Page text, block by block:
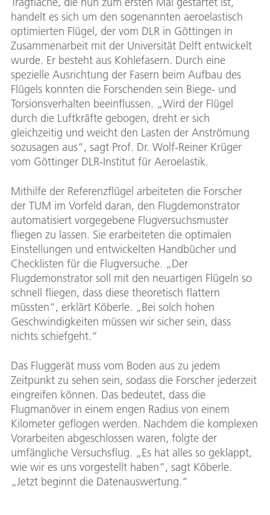
handelt es sich um den sogenannten aeroelastisch
optimierten Flügel, der vom DLR in Göttingen in
Zusammenarbeit mit der Universität Delft entwickelt
wurde. Er besteht aus Kohlefasern. Durch eine
spezielle Ausrichtung der Fasern beim Aufbau des
Flügels konnten die Forschenden sein Biege- und
Torsionsverhalten beeinflussen. „Wird der Flügel
durch die Luftkräfte gebogen, dreht er sich
gleichzeitig und weicht den Lasten der Anströmung
sozusagen aus“, sagt Prof. Dr. Wolf-Reiner Krüger
vom Göttinger DLR-Institut für Aeroelastik.
Mithilfe der Referenzflügel arbeiteten die Forscher
der TUM im Vorfeld daran, den Flugdemonstrator
automatisiert vorgegebene Flugversuchsmuster
fliegen zu lassen. Sie erarbeiteten die optimalen
Einstellungen und entwickelten Handbücher und
Checklisten für die Flugversuche. „Der
Flugdemonstrator soll mit den neuartigen Flügeln so
schnell fliegen, dass diese theoretisch flattern
müssten“, erklärt Köberle. „Bei solch hohen
Geschwindigkeiten müssen wir sicher sein, dass
nichts schiefgeht.“
Das Fluggerät muss vom Boden aus zu jedem
Zeitpunkt zu sehen sein, sodass die Forscher jederzeit
eingreifen können. Das bedeutet, dass die
Flugmanöver in einem engen Radius von einem
Kilometer geflogen werden. Nachdem die komplexen
Vorarbeiten abgeschlossen waren, folgte der
umfängliche Versuchsflug. „Es hat alles so geklappt,
wie wir es uns vorgestellt haben“, sagt Köberle.
„Jetzt beginnt die Datenauswertung.“